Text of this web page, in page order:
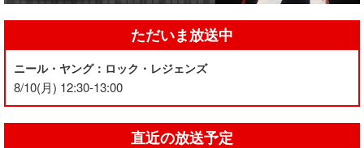
ただいま放送中
ニール・ヤング：ロック・レジェンズ
8/10(月) 12:30-13:00
直近の放送予定